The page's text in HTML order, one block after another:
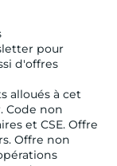
pour
d'offres
alloués à cet
Code non
et CSE. Offre
Offre non